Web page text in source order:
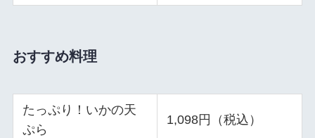
おすすめ料理
たっぷり！いかの天
ぷら
1,098円（税込）